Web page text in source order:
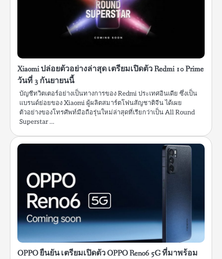
Xiaomi ปล่อยตัวอย่างล่าสุด เตรียมเปิดตัว Redmi 10 Prime
วันที่ 3 กันยายนนี้
บัญชีทวิตเตอร์อย่างเป็นทางการของ Redmi ประเทศอินเดีย ซึ่งเป็น
แบรนด์ย่อยของ Xiaomi ผู้ผลิตสมาร์ตโฟนสัญชาติจีน ได้เผย
ตัวอย่างของโทรศัพท์มือถือรุ่นใหม่ล่าสุดที่เรียกว่าเป็น All Round
Superstar …
OPPO ยืนยัน เตรียมเปิดตัว OPPO Reno6 5G ที่มาพร้อม